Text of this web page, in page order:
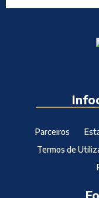
Parceiros
Termos de